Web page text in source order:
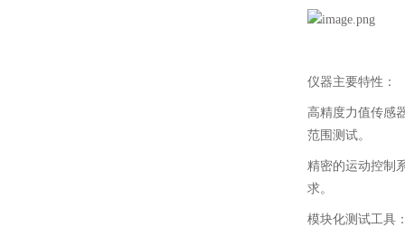
仪器主要特性：
高精度力值传感
范围测试。
精密的运动控制
求。
模块化测试工具